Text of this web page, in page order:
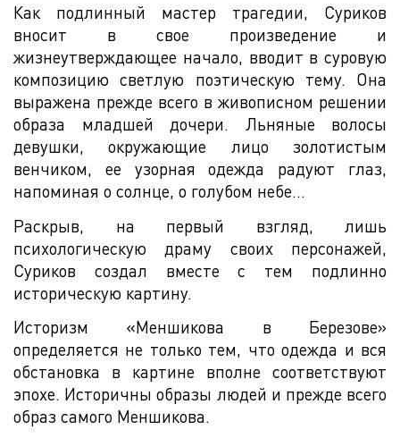
Как подлинный мастер трагедии, Суриков
вносит в свое произведение и
жизнеутверждающее начало, вводит в суровую
композицию светлую поэтическую тему. Она
выражена прежде всего в живописном решении
образа младшей дочери. Льняные волосы
девушки, окружающие лицо золотистым
венчиком, ее узорная одежда радуют глаз,
напоминая о солнце, о голубом небе...
Раскрыв, на первый взгляд, лишь
психологическую драму своих персонажей,
Суриков создал вместе с тем подлинно
историческую картину.
Историзм «Меншикова в Березове»
определяется не только тем, что одежда и вся
обстановка в картине вполне соответствуют
эпохе. Историчны образы людей и прежде всего
образ самого Меншикова.